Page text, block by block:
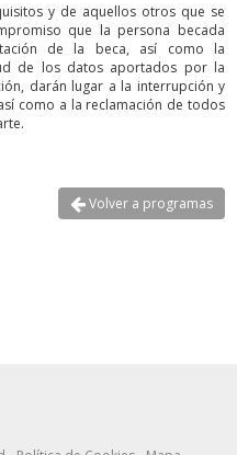
y de aquellos otros que se
que la persona becada
de la beca, así como la
de los datos aportados por la
darán lugar a la interrupción y
como a la reclamación de todos
Volver a programas